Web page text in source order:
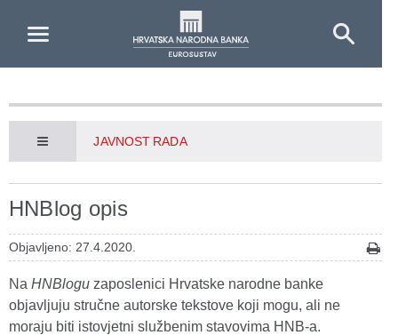
JAVNOST RADA
HNBlog opis
Objavljeno: 27.4.2020.
Na HNBlogu zaposlenici Hrvatske narodne banke
objavljuju stručne autorske tekstove koji mogu, ali ne
moraju biti istovjetni službenim stavovima HNB-a.